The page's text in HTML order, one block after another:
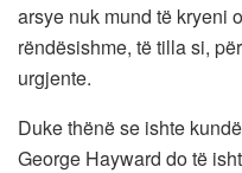
arsye nuk mund të kryeni
rëndësishme, të tilla si,
urgjente.
Duke thënë se ishte
George Hayward do të